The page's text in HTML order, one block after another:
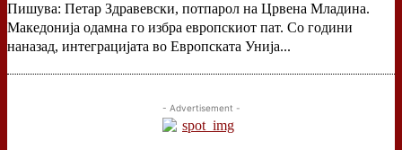
Пишува: Петар Здравевски, потпарол на Црвена Младина.
Македонија одамна го избра европскиот пат. Со години
наназад, интеграцијата во Европската Унија...
- Advertisement -